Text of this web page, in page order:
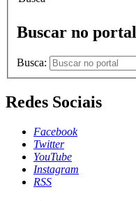
Buscar no portal
Busca:
Redes Sociais
Facebook
Twitter
YouTube
Instagram
RSS